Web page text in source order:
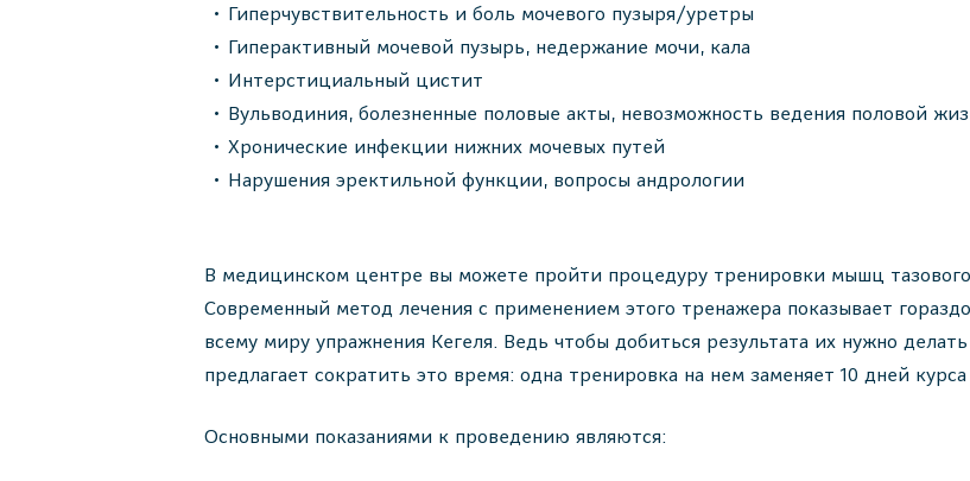
Гиперчувствительность и боль мочевого пузыря/уретры
Гиперактивный мочевой пузырь, недержание мочи, кала
Интерстициальный цистит
Вульводиния, болезненные половые акты, невозможность ведения половой
Хронические инфекции нижних мочевых путей
Нарушения эректильной функции, вопросы андрологии
В медицинском центре вы можете пройти процедуру тренировки мышц
Современный метод лечения с применением этого тренажера показывает
всему миру упражнения Кегеля. Ведь чтобы добиться результата их нужно
предлагает сократить это время: одна тренировка на нем заменяет 10 дней
Основными показаниями к проведению являются: